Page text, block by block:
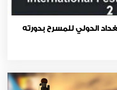
الدولي للمسرح بدورته